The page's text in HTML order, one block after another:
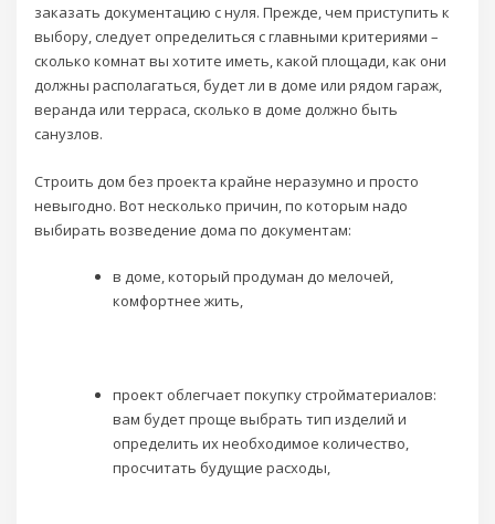
заказать документацию с нуля. Прежде, чем приступить к
выбору, следует определиться с главными критериями –
сколько комнат вы хотите иметь, какой площади, как они
должны располагаться, будет ли в доме или рядом гараж,
веранда или терраса, сколько в доме должно быть
санузлов.
Строить дом без проекта крайне неразумно и просто
невыгодно. Вот несколько причин, по которым надо
выбирать возведение дома по документам:
в доме, который продуман до мелочей,
комфортнее жить,
проект облегчает покупку стройматериалов:
вам будет проще выбрать тип изделий и
определить их необходимое количество,
просчитать будущие расходы,